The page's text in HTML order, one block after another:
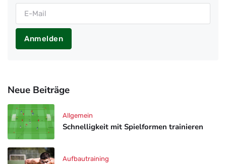
Anmelden
Neue Beiträge
Schnelligkeit mit Spielformen trainieren
Allgemein
Aufbautraining